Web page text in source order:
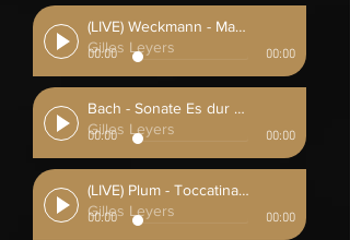
(LIVE) Weckmann - Magnificat II. Toni
Gilles Leyers
00:00 00:00
Bach - Sonate Es dur BWV 525
Gilles Leyers
00:00 00:00
(LIVE) Plum - Toccatina (Suite brève)
Gilles Leyers
00:00 00:00